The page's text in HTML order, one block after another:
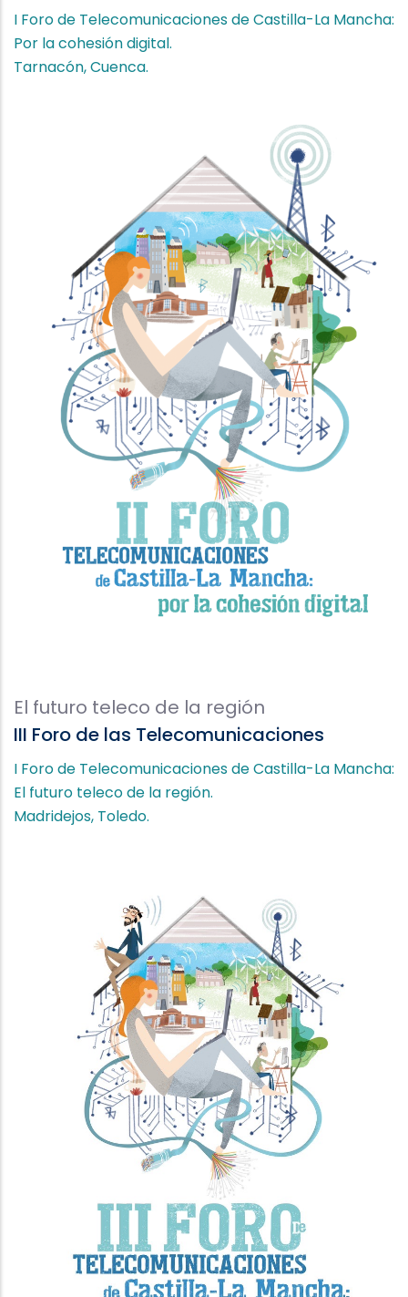
I Foro de Telecomunicaciones de Castilla-La Mancha:
Por la cohesión digital.
Tarnacón, Cuenca.
El futuro teleco de la región
III Foro de las Telecomunicaciones
I Foro de Telecomunicaciones de Castilla-La Mancha:
El futuro teleco de la región.
Madridejos, Toledo.